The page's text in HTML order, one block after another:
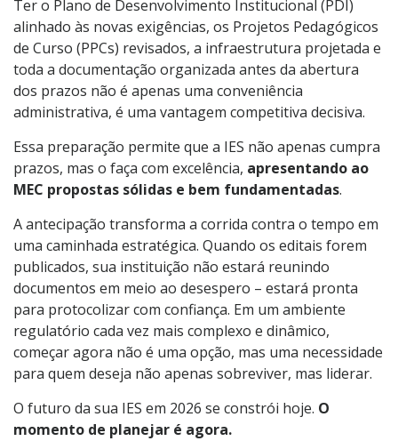
Ter o Plano de Desenvolvimento Institucional (PDI)
alinhado às novas exigências, os Projetos Pedagógicos
de Curso (PPCs) revisados, a infraestrutura projetada e
toda a documentação organizada antes da abertura
dos prazos não é apenas uma conveniência
administrativa, é uma vantagem competitiva decisiva.
Essa preparação permite que a IES não apenas cumpra
prazos, mas o faça com excelência, apresentando ao
MEC propostas sólidas e bem fundamentadas.
A antecipação transforma a corrida contra o tempo em
uma caminhada estratégica. Quando os editais forem
publicados, sua instituição não estará reunindo
documentos em meio ao desespero – estará pronta
para protocolizar com confiança. Em um ambiente
regulatório cada vez mais complexo e dinâmico,
começar agora não é uma opção, mas uma necessidade
para quem deseja não apenas sobreviver, mas liderar.
O futuro da sua IES em 2026 se constrói hoje. O
momento de planejar é agora.